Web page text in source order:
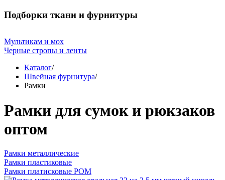
Подборки ткани и фурнитуры
Мультикам и мох
Черные стропы и ленты
Каталог/
Швейная фурнитура/
Рамки
Рамки для сумок и рюкзаков
оптом
Рамки металлические
Рамки пластиковые
Рамки платисковые POM